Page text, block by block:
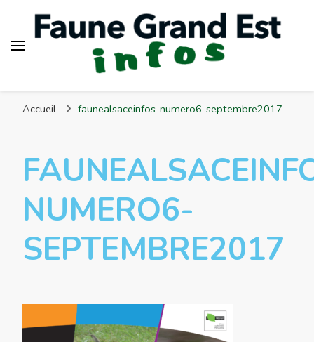
Accueil faunealsaceinfos-numero6-septembre2017
NUMERO6-
SEPTEMBRE2017